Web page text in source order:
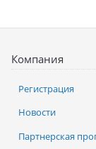
Компания
Регистрация
Новости
Партнерская